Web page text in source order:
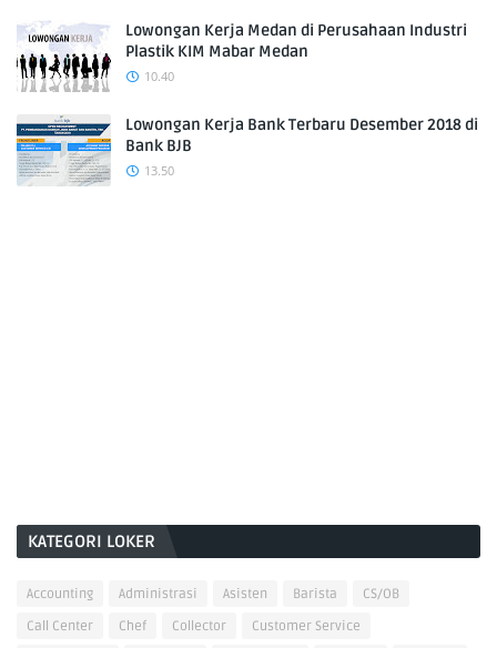
Lowongan Kerja Medan di Perusahaan Industri
Plastik KIM Mabar Medan
10.40
Lowongan Kerja Bank Terbaru Desember 2018 di
Bank BJB
13.50
KATEGORI LOKER
Accounting Administrasi Asisten Barista
CS/OB
Call Center
Chef Collector
Customer Service